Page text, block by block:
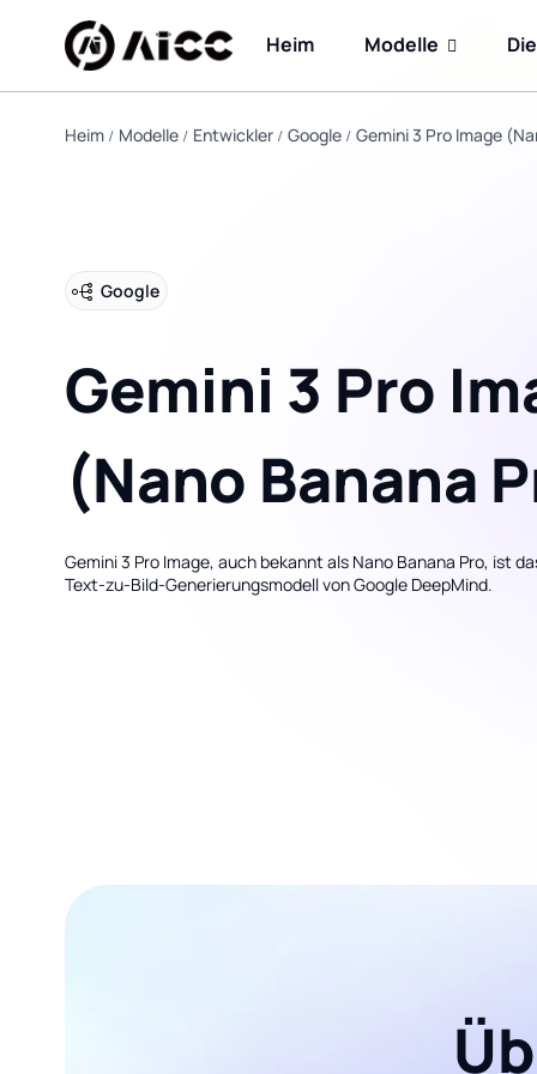
Heim Modelle
Heim Modelle Entwickler Google Gemini 3 Pro Image
Google
Gemini 3 Pro
(Nano Banana
Gemini 3 Pro Image, auch bekannt als Nano Banana Pro, ist
Text-zu-Bild-Generierungsmodell von Google DeepMind.